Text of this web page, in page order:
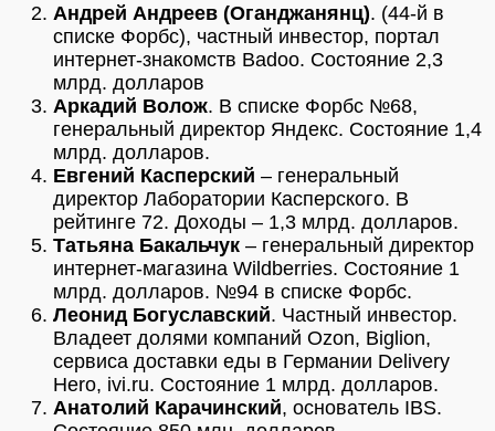
Андрей Андреев (Оганджанянц). (44-й в
списке Форбс), частный инвестор, портал
интернет-знакомств Badoo. Состояние 2,3
млрд. долларов
Аркадий Волож. В списке Форбс №68,
генеральный директор Яндекс. Состояние 1,4
млрд. долларов.
Евгений Касперский – генеральный
директор Лаборатории Касперского. В
рейтинге 72. Доходы – 1,3 млрд. долларов.
Татьяна Бакальчук – генеральный директор
интернет-магазина Wildberries. Состояние 1
млрд. долларов. №94 в списке Форбс.
Леонид Богуславский. Частный инвестор.
Владеет долями компаний Ozon, Biglion,
сервиса доставки еды в Германии Delivery
Hero, ivi.ru. Состояние 1 млрд. долларов.
Анатолий Карачинский, основатель IBS.